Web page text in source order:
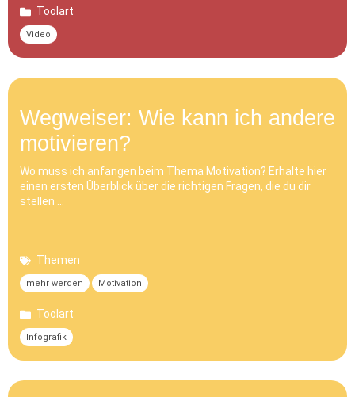
Toolart
Video
Wegweiser: Wie kann ich andere
motivieren?
Wo muss ich anfangen beim Thema Motivation? Erhalte hier
einen ersten Überblick über die richtigen Fragen, die du dir
stellen …
Themen
mehr werden Motivation
Toolart
Infografik